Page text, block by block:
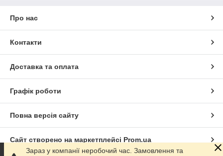
Про нас
Контакти
Доставка та оплата
Графік роботи
Повна версія сайту
Сайт створено на маркетплейсі Prom.ua
Зараз у компанії неробочий час. Замовлення та